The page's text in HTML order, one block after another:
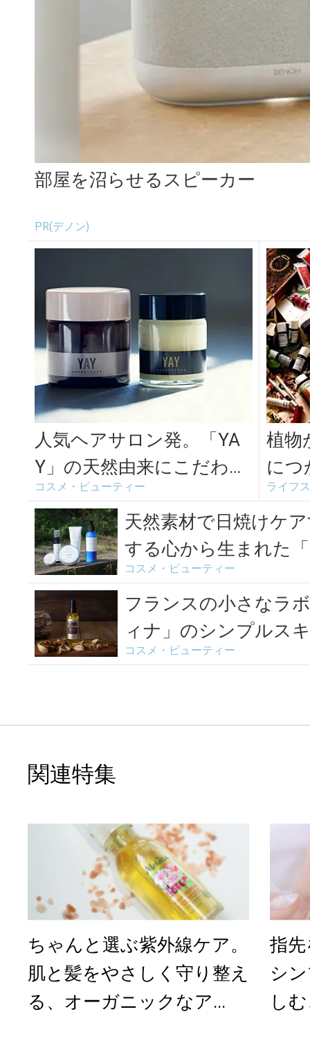
部屋を沼らせるスピーカー
PR(デノン)
人気ヘアサロン発。「YA
Y」の天然由来にこだわっ
たヘアスタイリングアイ
テム
コスメ・ビューティー
植物
につ
ナ
s
ライフ
天然素材で日焼けケ
する心から生まれた
コスメ・ビューティー
フランスの小さなラ
ィナ」のシンプルス
テは...
コスメ・ビューティー
関連特集
ちゃんと選ぶ紫外線ケア。
肌と髪をやさしく守り整え
る、オーガニックなア...
指
シ
し